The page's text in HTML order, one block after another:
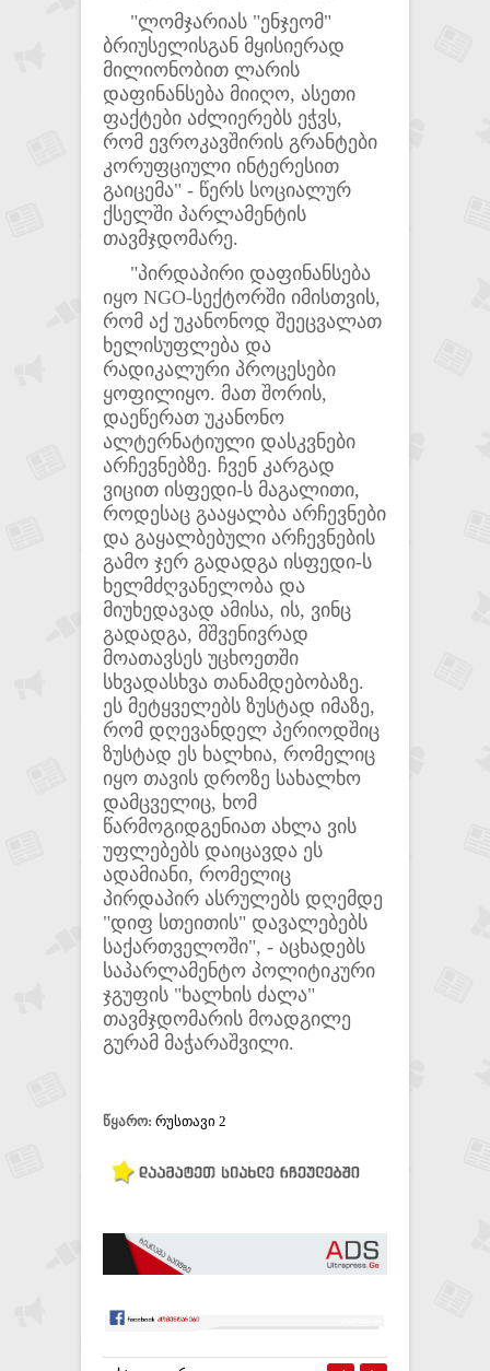
"ლომჯარიას "ენჯეომ"
ბრიუსელისგან მყისიერად
მილიონობით ლარის
დაფინანსება მიიღო, ასეთი
ფაქტები აძლიერებს ეჭვს,
რომ ევროკავშირის გრანტები
კორუფციული ინტერესით
გაიცემა" - წერს სოციალურ
ქსელში პარლამენტის
თავმჯდომარე.
"პირდაპირი დაფინანსება
იყო NGO-სექტორში იმისთვის,
რომ აქ უკანონოდ შეეცვალათ
ხელისუფლება და
რადიკალური პროცესები
ყოფილიყო. მათ შორის,
დაეწერათ უკანონო
ალტერნატიული დასკვნები
არჩევნებზე. ჩვენ კარგად
ვიცით ისფედი-ს მაგალითი,
როდესაც გააყალბა არჩევნები
და გაყალბებული არჩევნების
გამო ჯერ გადადგა ისფედი-ს
ხელმძღვანელობა და
მიუხედავად ამისა, ის, ვინც
გადადგა, მშვენივრად
მოათავსეს უცხოეთში
სხვადასხვა თანამდებობაზე.
ეს მეტყველებს ზუსტად იმაზე,
რომ დღევანდელ პერიოდშიც
ზუსტად ეს ხალხია, რომელიც
იყო თავის დროზე სახალხო
დამცველიც, ხომ
წარმოგიდგენიათ ახლა ვის
უფლებებს დაიცავდა ეს
ადამიანი, რომელიც
პირდაპირ ასრულებს დღემდე
"დიფ სთეითის" დავალებებს
საქართველოში", - აცხადებს
საპარლამენტო პოლიტიკური
ჯგუფის "ხალხის ძალა"
თავმჯდომარის მოადგილე
გურამ მაჭარაშვილი.
წყარო: რუსთავი 2